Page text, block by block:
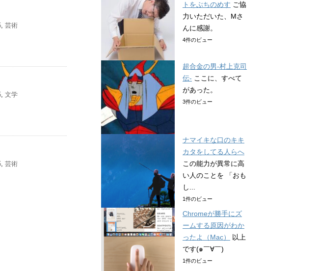
, 芸術
, 文学
, 芸術
トをぶちのめす ご協
力いただいた、Mさ
んに感謝。
4件のビュー
超合金の男-村上克司
伝- ここに、すべて
があった。
3件のビュー
ナマイキな口のキキ
カタをしてる人らへ
この能力が異常に高
い人のことを 「おも
し...
1件のビュー
Chromeが勝手にズ
ームする原因がわか
ったよ（Mac）
以上
です(๑￣∀￣)
1件のビュー